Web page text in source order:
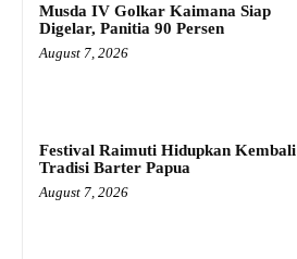
Musda IV Golkar Kaimana Siap
Digelar, Panitia 90 Persen
August 7, 2026
Festival Raimuti Hidupkan Kembali
Tradisi Barter Papua
August 7, 2026